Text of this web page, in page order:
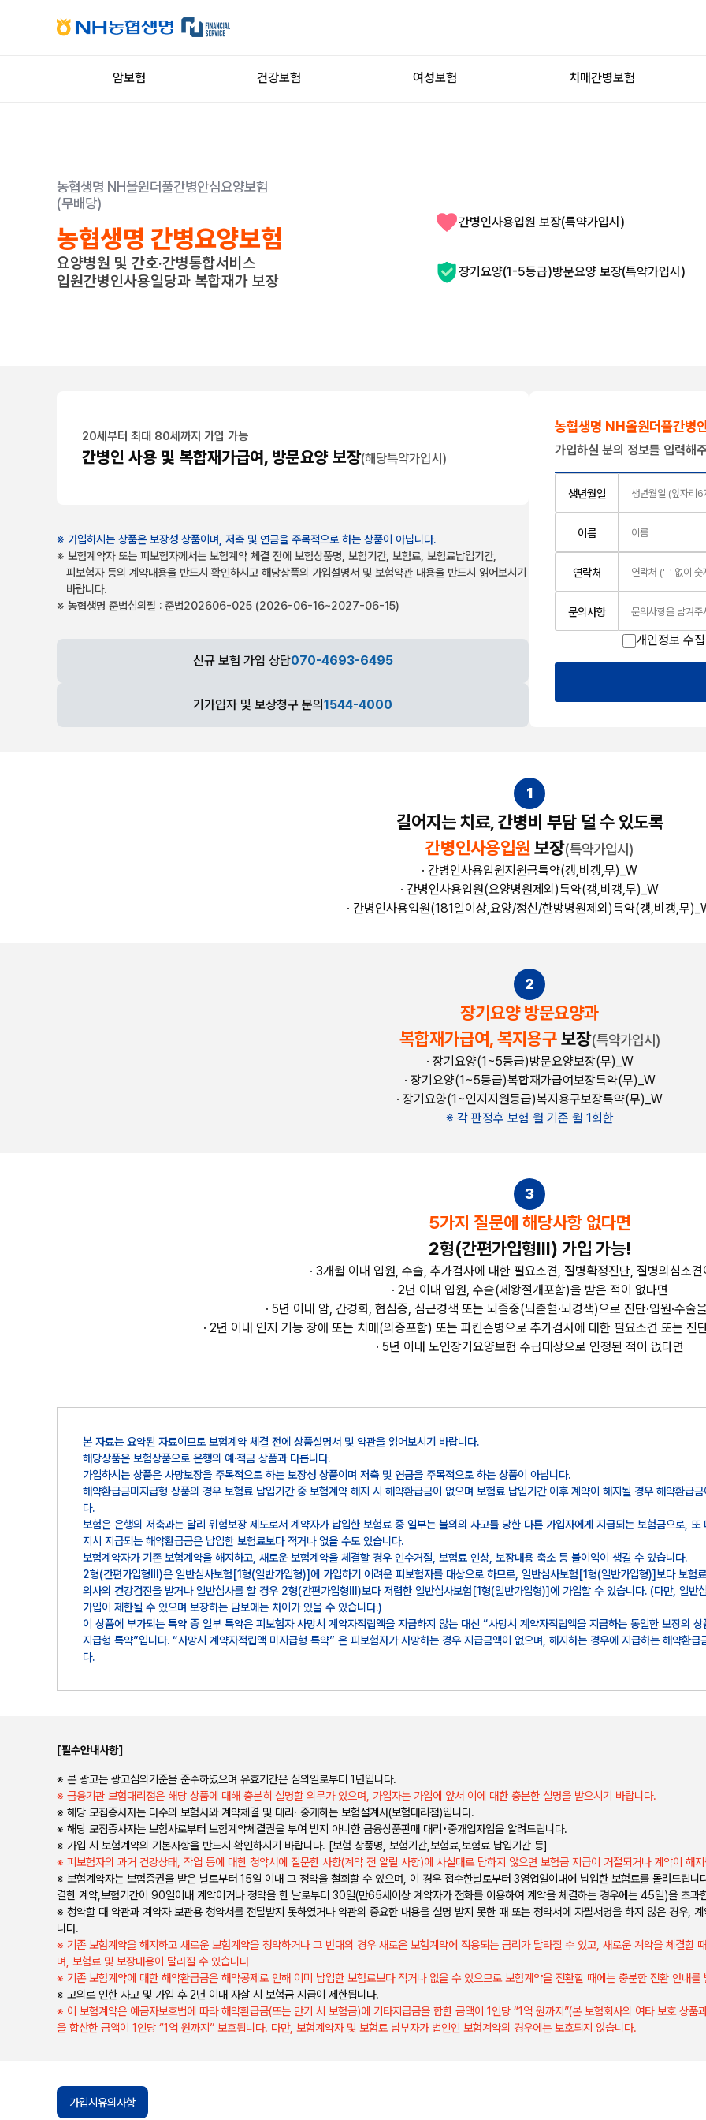
암보험 건강보험 여성보험 치매간병보험
농협생명 NH올원더풀간병안심요양보험
(무배당)
농협생명 간병요양보험
요양병원 및 간호·간병통합서비스
입원간병인사용일당과 복합재가 보장
간병인사용입원 보장(특약가입시)
장기요양(1-5등급)방문요양 보장(특약가입시)
20세부터 최대 80세까지 가입 가능
간병인 사용 및 복합재가급여, 방문요양 보장(해당특약가입시)
180일 한도 담보 대비 5% 수준
181~365일 간병인사
※ 가입하시는 상품은 보장성 상품이며, 저축 및 연금을 주목적으로 하는 상품이 아닙니다.
※ 보험계약자 또는 피보험자께서는 보험계약 체결 전에 보험상품명, 보험기간, 보험료, 보험료납입기간,
피보험자 등의 계약내용을 반드시 확인하시고 해당상품의 가입설명서 및 보험약관 내용을 반드시 읽어보시기
바랍니다.
※ 농협생명 준법심의필 : 준법202606-025 (2026-06-16~2027-06-15)
신규 보험 가입 상담070-4693-6495
기가입자 및 보상청구 문의1544-4000
농협생명 NH올원더풀간병
가입하실 분의 정보를 입력해
생년월일
이름
연락처
문의사항
개인정보 수
1
길어지는 치료, 간병비 부담 덜 수 있도록
간병인사용입원 보장(특약가입시)
· 간병인사용입원지원금특약(갱,비갱,무)_W
· 간병인사용입원(요양병원제외)특약(갱,비갱,무)_W
· 간병인사용입원(181일이상,요양/정신/한방병원제외)특약(갱,비갱,무
2
장기요양 방문요양과
복합재가급여, 복지용구보장(특약가입시)
· 장기요양(1~5등급)방문요양보장(무)_W
· 장기요양(1~5등급)복합재가급여보장특약(무)_W
· 장기요양(1~인지지원등급)복지용구보장특약(무)_W
※ 각 판정후 보험 월 기준 월 1회한
3
5가지 질문에 해당사항 없다면
2형(간편가입형Ⅲ) 가입 가능!
· 3개월 이내 입원, 수술, 추가검사에 대한 필요소견, 질병확정진단, 질병의심소
· 2년 이내 입원, 수술(제왕절개포함)을 받은 적이 없다면
· 5년 이내 암, 간경화, 협심증, 심근경색 또는 뇌졸중(뇌출혈·뇌경색)으로 진단·입원·수술
· 2년 이내 인지 기능 장애 또는 치매(의증포함) 또는 파킨슨병으로 추가검사에 대한 필요소견 또는 진
· 5년 이내 노인장기요양보험 수급대상으로 인정된 적이 없다면
본 자료는 요약된 자료이므로 보험계약 체결 전에 상품설명서 및 약관을 읽어보시기 바랍니다.
해당상품은 보험상품으로 은행의 예·적금 상품과 다릅니다.
가입하시는 상품은 사망보장을 주목적으로 하는 보장성 상품이며 저축 및 연금을 주목적으로 하는 상품이 아닙니다.
해약환급금미지급형 상품의 경우 보험료 납입기간 중 보험계약 해지 시 해약환급금이 없으며 보험료 납입기간 이후 계약이 해지될 경우 해약환급
다.
보험은 은행의 저축과는 달리 위험보장 제도로서 계약자가 납입한 보험료 중 일부는 불의의 사고를 당한 다른 가입자에게 지급되는 보험금으로,
지시 지급되는 해약환급금은 납입한 보험료보다 적거나 없을 수도 있습니다.
보험계약자가 기존 보험계약을 해지하고, 새로운 보험계약을 체결할 경우 인수거절, 보험료 인상, 보장내용 축소 등 불이익이 생길 수 있습니다.
2형(간편가입형Ⅲ)은 일반심사보험[1형(일반가입형)]에 가입하기 어려운 피보험자를 대상으로 하므로, 일반심사보험[1형(일반가입형)]보다 보험
의사의 건강검진을 받거나 일반심사를 할 경우 2형(간편가입형Ⅲ)보다 저렴한 일반심사보험[1형(일반가입형)]에 가입할 수 있습니다. (다만, 일반
가입이 제한될 수 있으며 보장하는 담보에는 차이가 있을 수 있습니다.)
이 상품에 부가되는 특약 중 일부 특약은 피보험자 사망시 계약자적립액을 지급하지 않는 대신 “사망시 계약자적립액을 지급하는 동일한 보장의
지급형 특약”입니다. “사망시 계약자적립액 미지급형 특약” 은 피보험자가 사망하는 경우 지급금액이 없으며, 해지하는 경우에 지급하는 해약환
다.
[필수안내사항]
※ 본 광고는 광고심의기준을 준수하였으며 유효기간은 심의일로부터 1년입니다.
※ 금융기관 보험대리점은 해당 상품에 대해 충분히 설명할 의무가 있으며, 가입자는 가입에 앞서 이에 대한 충분한 설명을 받으시기 바랍니다.
※ 해당 모집종사자는 다수의 보험사와 계약체결 및 대리· 중개하는 보험설계사(보험대리점)입니다.
※ 해당 모집종사자는 보험사로부터 보험계약체결권을 부여 받지 아니한 금융상품판매 대리•중개업자임을 알려드립니다.
※ 가입 시 보험계약의 기본사항을 반드시 확인하시기 바랍니다. [보험 상품명, 보험기간,보험료,보험료 납입기간 등]
※ 피보험자의 과거 건강상태, 작업 등에 대한 청약서에 질문한 사항(계약 전 알릴 사항)에 사실대로 답하지 않으면 보험금 지급이 거절되거나 계약이 해
※ 보험계약자는 보험증권을 받은 날로부터 15일 이내 그 청약을 철회할 수 있으며, 이 경우 접수한날로부터 3영업일이내에 납입한 보험료를 돌려드립
결한 계약,보험기간이 90일이내 계약이거나 청약을 한 날로부터 30일(만65세이상 계약자가 전화를 이용하여 계약을 체결하는 경우에는 45일)을 초과
※ 청약할 때 약관과 계약자 보관용 청약서를 전달받지 못하였거나 약관의 중요한 내용을 설명 받지 못한 때 또는 청약서에 자필서명을 하지 않은 경우,
니다.
※ 기존 보험계약을 해지하고 새로운 보험계약을 청약하거나 그 반대의 경우 새로운 보험계약에 적용되는 금리가 달라질 수 있고, 새로운 계약을 체결할
며, 보험료 및 보장내용이 달라질 수 있습니다
※ 기존 보험계약에 대한 해약환급금은 해약공제로 인해 이미 납입한 보험료보다 적거나 없을 수 있으므로 보험계약을 전환할 때에는 충분한 전환 안내를
※ 고의로 인한 사고 및 가입 후 2년 이내 자살 시 보험금 지급이 제한됩니다.
※ 이 보험계약은 예금자보호법에 따라 해약환급금(또는 만기 시 보험금)에 기타지급금을 합한 금액이 1인당 “1억 원까지”(본 보험회사의 여타 보호 상
을 합산한 금액이 1인당 “1억 원까지” 보호됩니다. 다만, 보험계약자 및 보험료 납부자가 법인인 보험계약의 경우에는 보호되지 않습니다.
가입시유의사항